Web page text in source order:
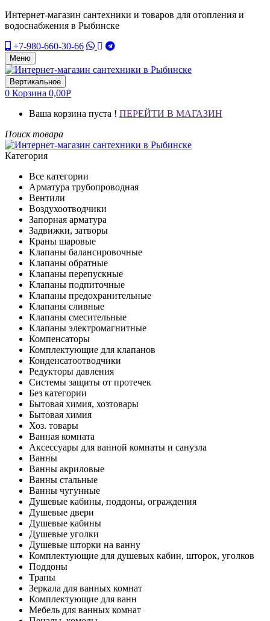
Интернет-магазин сантехники и товаров для отопления и
водоснабжения в Рыбинске
+7-980-660-30-66
Меню
Вертикальное
0 Корзина 0,00Р
Ваша корзина пуста ! ПЕРЕЙТИ В МАГАЗИН
Поиск товара
Категория
Все категории
Арматура трубопроводная
Вентили
Воздухоотводчики
Запорная арматура
Задвижки, затворы
Краны шаровые
Клапаны балансировочные
Клапаны обратные
Клапаны перепускные
Клапаны подпиточные
Клапаны предохранительные
Клапаны сливные
Клапаны смесительные
Клапаны электромагнитные
Компенсаторы
Комплектующие для клапанов
Конденсатоотводчики
Редукторы давления
Системы защиты от протечек
Без категории
Бытовая химия, хозтовары
Бытовая химия
Хоз. товары
Ванная комната
Аксессуары для ванной комнаты и санузла
Ванны
Ванны акриловые
Ванны стальные
Ванны чугунные
Душевые кабины, поддоны, ограждения
Душевые двери
Душевые кабины
Душевые уголки
Душевые шторки на ванну
Комплектующие для душевых кабин, шторок, уголков
Поддоны
Трапы
Зеркала для ванных комнат
Комплектующие для ванн
Мебель для ванных комнат